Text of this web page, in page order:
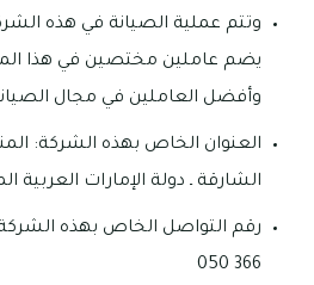
وتتم عملية الصيانة في هذه
يضم عاملين مختصين في هذا
وأفضل العاملين في مجال
الشارقة ـ دولة الإمارات العربية
366 050